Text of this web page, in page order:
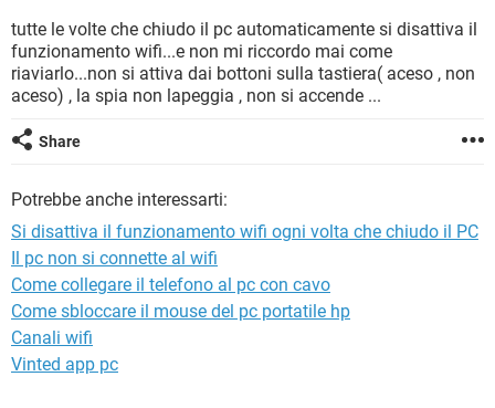
TIKTOK FACEBOOK
HARDWARE
INSTAGRAM WHATSAPP
TIKTOK FACEBOOK
INTRATTENIMENTO ANDROID
iOS WINDOWS 10
INSTAGRAM WHATSAPP
TIKTOK
tutte le volte che chiudo il pc automaticamente si disattiva il
funzionamento wifi...e non mi riccordo mai come
riaviarlo...non si attiva dai bottoni sulla tastiera( aceso , non
aceso) , la spia non lapeggia , non si accende ...
Share
Potrebbe anche interessarti:
Si disattiva il funzionamento wifi ogni volta che chiudo il PC
Il pc non si connette al wifi
Come collegare il telefono al pc con cavo
Come sbloccare il mouse del pc portatile hp
Canali wifi
Vinted app pc